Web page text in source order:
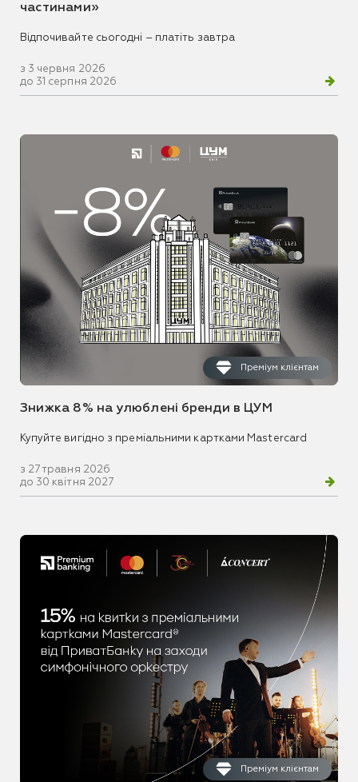
частинами»
Відпочивайте сьогодні – платіть завтра
з 3 червня 2026
до 31 серпня 2026
Преміум клієнтам
Знижка 8% на улюблені бренди в ЦУМ
Купуйте вигідно з преміальними картками Mastercard
з 27 травня 2026
до 30 квітня 2027
Преміум клієнтам